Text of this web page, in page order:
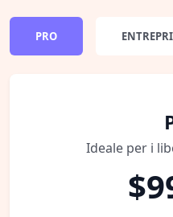
PRO
Ideale per i